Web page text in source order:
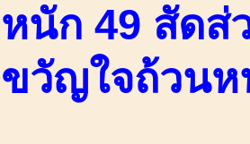
หนัก 49 สัดส่
ขวัญใจถ้วนห